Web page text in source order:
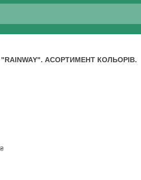
АСОРТИМЕНТ КОЛЬОРІВ.